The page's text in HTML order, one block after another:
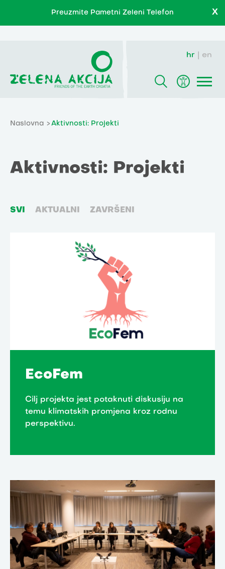
Preuzmite Pametni Zeleni Telefon X
hr en
Naslovna Aktivnosti: Projekti
Aktivnosti: Projekti
SVI AKTUALNI ZAVRŠENI
EcoFem
Cilj projekta jest potaknuti diskusiju na
temu klimatskih promjena kroz rodnu
perspektivu.